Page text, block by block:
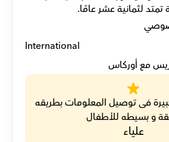
تمتد لثمانية عشر عامًا.
International
مع أوركاس
و بسيطه للأطفال
علياء